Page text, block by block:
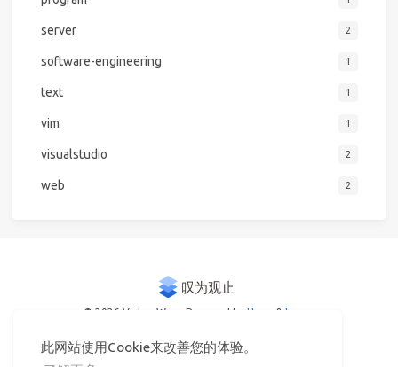
此网站使用Cookie来改善您的体验。
server 2
software-engineering 1
text 1
vim 1
visualstudio 2
web 2
© 2026 Victor Woo Powered by Hexo & Icarus